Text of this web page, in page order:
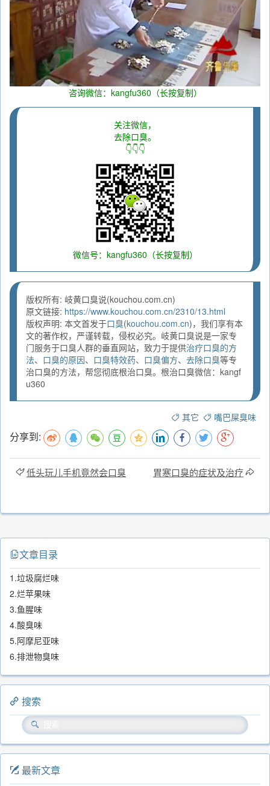
咨询微信：kangfu360（长按复制）
关注微信，
去除口臭。
👇👇👇
微信号：kangfu360（长按复制）
版权所有: 岐黄口臭说(kouchou.com.cn)
原文链接: https://www.kouchou.com.cn/2310/13.html
版权声明: 本文首发于口臭(kouchou.com.cn)，我们享有本
文的著作权，严谨转载，侵权必究。岐黄口臭说是一家专
门服务于口臭人群的垂直网站，致力于提供治疗口臭的方
法、 口臭的原因、 口臭特效药、 口臭偏方、 去除口臭等专
治口臭的方法，帮您彻底根治口臭。根治口臭微信：kangf
u360
其它 嘴巴屎臭味
分享到:
低头玩儿手机竟然会口臭 胃寒口臭的症状及治疗
文章目录
1.垃圾腐烂味
2.烂苹果味
3.鱼腥味
4.酸臭味
5.阿摩尼亚味
6.排泄物臭味
搜索
最新文章